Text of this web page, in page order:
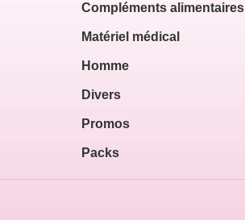
Compléments alimentaires
Matériel médical
Homme
Divers
Promos
Packs